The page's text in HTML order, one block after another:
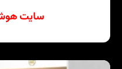
سایت